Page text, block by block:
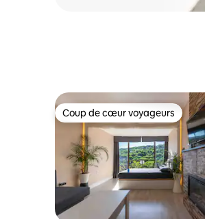
Coup de cœur voyageurs
Coup de cœur voyageurs